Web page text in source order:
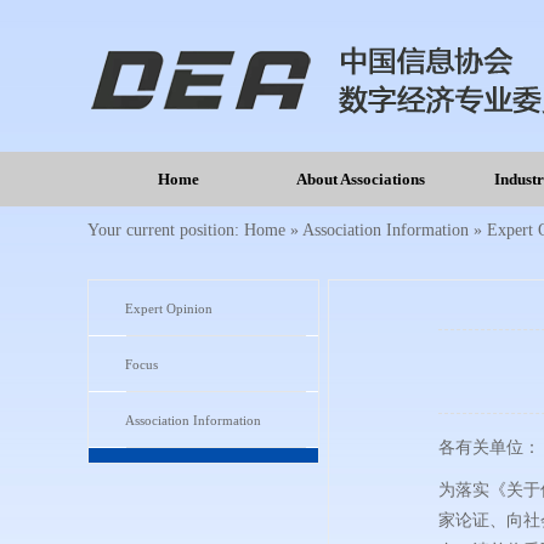
Home About Associations
Your current position: Home » Association Information » Expert
Expert Opinion
Focus
Association Information
各有关单位：
为落实《关
家论证、向